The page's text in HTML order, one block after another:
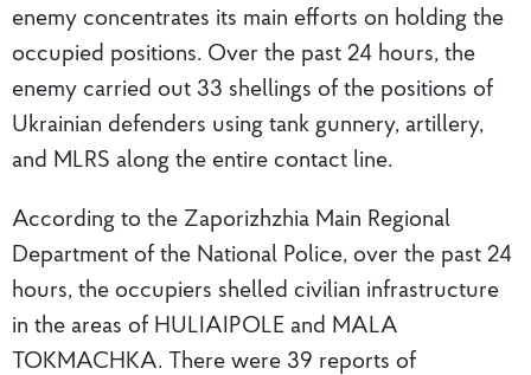
enemy concentrates its main efforts on holding the
occupied positions. Over the past 24 hours, the
enemy carried out 33 shellings of the positions of
Ukrainian defenders using tank gunnery, artillery,
and MLRS along the entire contact line.
According to the Zaporizhzhia Main Regional
Department of the National Police, over the past 24
hours, the occupiers shelled civilian infrastructure
in the areas of HULIAIPOLE and MALA
TOKMACHKA. There were 39 reports of